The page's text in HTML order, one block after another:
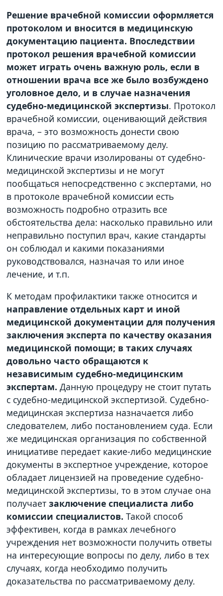
Решение врачебной комиссии оформляется
протоколом и вносится в медицинскую
документацию пациента. Впоследствии
протокол решения врачебной комиссии
может играть очень важную роль, если в
отношении врача все же было возбуждено
уголовное дело, и в случае назначения
судебно-медицинской экспертизы. Протокол
врачебной комиссии, оценивающий действия
врача, – это возможность донести свою
позицию по рассматриваемому делу.
Клинические врачи изолированы от судебно-
медицинской экспертизы и не могут
пообщаться непосредственно с экспертами, но
в протоколе врачебной комиссии есть
возможность подробно отразить все
обстоятельства дела: насколько правильно или
неправильно поступил врач, какие стандарты
он соблюдал и какими показаниями
руководствовался, назначая то или иное
лечение, и т.п.
К методам профилактики также относится и
направление отдельных карт и иной
медицинской документации для получения
заключения эксперта по качеству оказания
медицинской помощи; в таких случаях
довольно часто обращаются к
независимым судебно-медицинским
экспертам.Данную процедуру не стоит путать
с судебно-медицинской экспертизой. Судебно-
медицинская экспертиза назначается либо
следователем, либо постановлением суда. Если
же медицинская организация по собственной
инициативе передает какие-либо медицинские
документы в экспертное учреждение, которое
обладает лицензией на проведение судебно-
медицинской экспертизы, то в этом случае она
получаетзаключение специалиста либо
комиссии специалистов. Такой способ
эффективен, когда в рамках лечебного
учреждения нет возможности получить ответы
на интересующие вопросы по делу, либо в тех
случаях, когда необходимо получить
доказательства по рассматриваемому делу.